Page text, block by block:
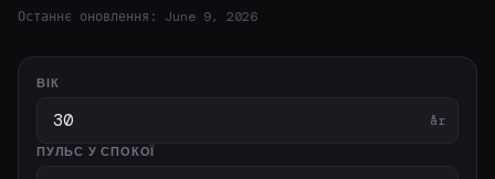
Останнє оновлення: June 9, 2026
ВІК
år
ПУЛЬС У СПОКОЇ